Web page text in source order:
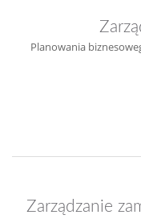
Planowania
Zarządzanie